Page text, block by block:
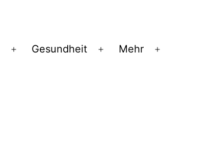
Menü
Gesundheit
Menü
Mehr